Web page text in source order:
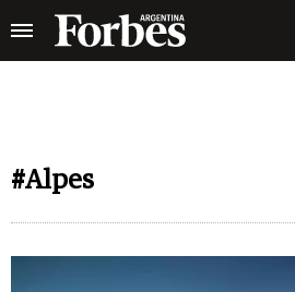
#Alpes